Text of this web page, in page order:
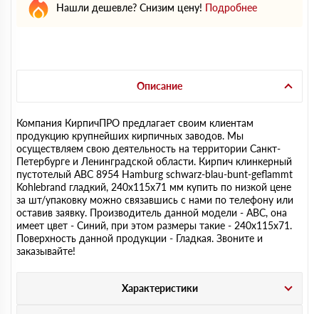
Нашли дешевле? Снизим цену! Подробнее
Описание
Компания КирпичПРО предлагает своим клиентам
продукцию крупнейших кирпичных заводов. Мы
осуществляем свою деятельность на территории Санкт-
Петербурге и Ленинградской области. Кирпич клинкерный
пустотелый ABC 8954 Hamburg schwarz-blau-bunt-geflammt
Kohlebrand гладкий, 240х115х71 мм купить по низкой цене
за шт/упаковку можно связавшись с нами по телефону или
оставив заявку. Производитель данной модели - ABC, она
имеет цвет - Синий, при этом размеры такие - 240х115х71.
Поверхность данной продукции - Гладкая. Звоните и
заказывайте!
Характеристики